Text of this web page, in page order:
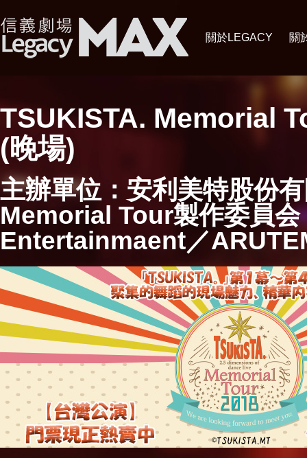
關於LEGACY 關
TSUKISTA. Memorial
(晚場)
主辦單位：安利美特股份
Memorial Tour製作委員
Entertainmaent／